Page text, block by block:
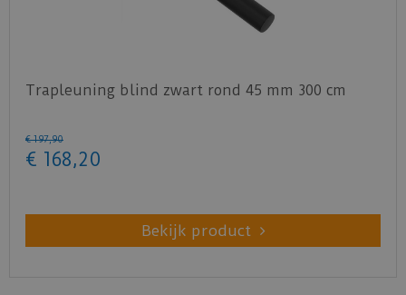
Trapleuning blind zwart rond 45 mm 300 cm
€ 197,90
€ 168,20
Bekijk product